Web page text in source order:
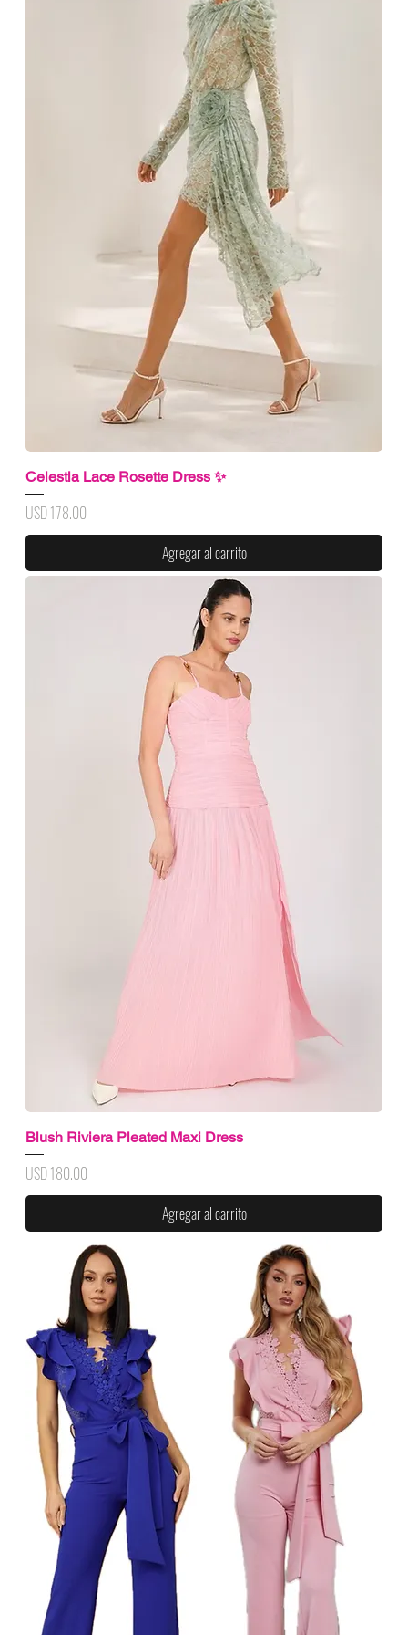
Celestia Lace Rosette Dress ✨
Precio
USD 178.00
Agregar al carrito
Blush Riviera Pleated Maxi Dress
Precio
USD 180.00
Agregar al carrito